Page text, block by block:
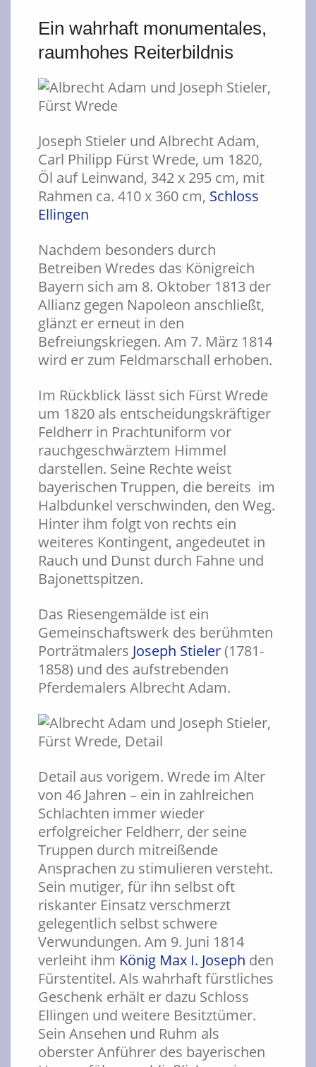
Ein wahrhaft monumentales,
raumhohes Reiterbildnis
Joseph Stieler und Albrecht Adam,
Carl Philipp Fürst Wrede, um 1820,
Öl auf Leinwand, 342 x 295 cm, mit
Rahmen ca. 410 x 360 cm, Schloss
Ellingen
Nachdem besonders durch
Betreiben Wredes das Königreich
Bayern sich am 8. Oktober 1813 der
Allianz gegen Napoleon anschließt,
glänzt er erneut in den
Befreiungskriegen. Am 7. März 1814
wird er zum Feldmarschall erhoben.
Im Rückblick lässt sich Fürst Wrede
um 1820 als entscheidungskräftiger
Feldherr in Prachtuniform vor
rauchgeschwärztem Himmel
darstellen. Seine Rechte weist
bayerischen Truppen, die bereits im
Halbdunkel verschwinden, den Weg.
Hinter ihm folgt von rechts ein
weiteres Kontingent, angedeutet in
Rauch und Dunst durch Fahne und
Bajonettspitzen.
Das Riesengemälde ist ein
Gemeinschaftswerk des berühmten
Porträtmalers Joseph Stieler(1781-
1858) und des aufstrebenden
Pferdemalers Albrecht Adam.
Detail aus vorigem. Wrede im Alter
von 46 Jahren – ein in zahlreichen
Schlachten immer wieder
erfolgreicher Feldherr, der seine
Truppen durch mitreißende
Ansprachen zu stimulieren versteht.
Sein mutiger, für ihn selbst oft
riskanter Einsatz verschmerzt
gelegentlich selbst schwere
Verwundungen. Am 9. Juni 1814
verleiht ihm König Max I. Joseph den
Fürstentitel. Als wahrhaft fürstliches
Geschenk erhält er dazu Schloss
Ellingen und weitere Besitztümer.
Sein Ansehen und Ruhm als
oberster Anführer des bayerischen